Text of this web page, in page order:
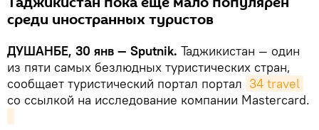
среди иностранных туристов
ДУШАНБЕ, 30 янв — Sputnik. Таджикистан — один
из пяти самых безлюдных туристических стран,
сообщает туристический портал портал 34 travel
со ссылкой на исследование компании Mastercard.